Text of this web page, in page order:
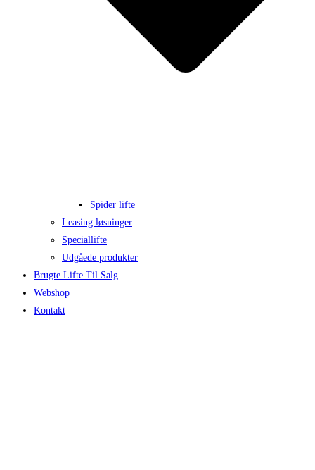
Spider lifte
Leasing løsninger
Speciallifte
Udgåede produkter
Brugte Lifte Til Salg
Webshop
Kontakt